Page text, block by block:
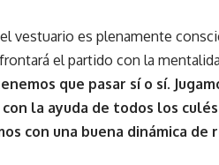
vestuario es plenamente
el partido con la
que pasar sí o sí.
la ayuda de todos los
con una buena dinámica